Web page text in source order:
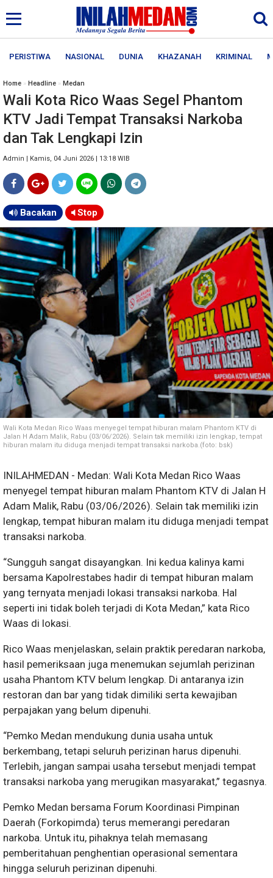
PERISTIWA NASIONAL DUNIA KHAZANAH KRIMINAL
Home » Headline » Medan
Wali Kota Rico Waas Segel Phantom
KTV Jadi Tempat Transaksi Narkoba
dan Tak Lengkapi Izin
Admin | Kamis, 04 Juni 2026 | 13:18 WIB
Bacakan Stop
Wali Kota Medan Rico Waas menyegel tempat hiburan malam Phantom KTV di
Jalan H Adam Malik, Rabu (03/06/2026). Selain tak memiliki izin lengkap, tempat
hiburan malam itu diduga menjadi tempat transaksi narkoba.(foto: bsk)
INILAHMEDAN - Medan: Wali Kota Medan Rico Waas
menyegel tempat hiburan malam Phantom KTV di Jalan H
Adam Malik, Rabu (03/06/2026). Selain tak memiliki izin
lengkap, tempat hiburan malam itu diduga menjadi tempat
transaksi narkoba.
“Sungguh sangat disayangkan. Ini kedua kalinya kami
bersama Kapolrestabes hadir di tempat hiburan malam
yang ternyata menjadi lokasi transaksi narkoba. Hal
seperti ini tidak boleh terjadi di Kota Medan,” kata Rico
Waas di lokasi.
Rico Waas menjelaskan, selain praktik peredaran narkoba,
hasil pemeriksaan juga menemukan sejumlah perizinan
usaha Phantom KTV belum lengkap. Di antaranya izin
restoran dan bar yang tidak dimiliki serta kewajiban
perpajakan yang belum dipenuhi.
“Pemko Medan mendukung dunia usaha untuk
berkembang, tetapi seluruh perizinan harus dipenuhi.
Terlebih, jangan sampai usaha tersebut menjadi tempat
transaksi narkoba yang merugikan masyarakat,” tegasnya.
Pemko Medan bersama Forum Koordinasi Pimpinan
Daerah (Forkopimda) terus memerangi peredaran
narkoba. Untuk itu, pihaknya telah memasang
pemberitahuan penghentian operasional sementara
hingga seluruh perizinan dipenuhi.